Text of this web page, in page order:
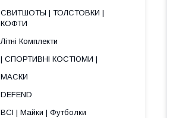
СВИТШОТЫ | ТОЛСТОВКИ |
КОФТИ
Літні Комплекти
| СПОРТИВНІ КОСТЮМИ |
МАСКИ
DEFEND
ВСІ | Майки | Футболки